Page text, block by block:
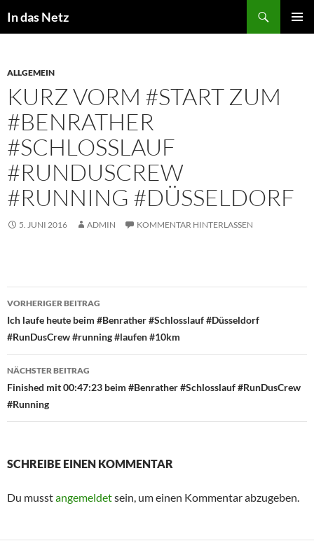
Inhalt
In das Netz
ALLGEMEIN
KURZ VORM #START ZUM
#BENRATHER
#SCHLOSSLAUF
#RUNDUSCREW
#RUNNING #DÜSSELDORF
5. JUNI 2016 ADMIN KOMMENTAR HINTERLASSEN
Beitragsnavigation
VORHERIGER BEITRAG
Ich laufe heute beim #Benrather #Schlosslauf #Düsseldorf
#RunDusCrew #running #laufen #10km
NÄCHSTER BEITRAG
Finished mit 00:47:23 beim #Benrather #Schlosslauf #RunDusCrew
#Running
SCHREIBE EINEN KOMMENTAR
Du musstangemeldetsein, um einen Kommentar abzugeben.